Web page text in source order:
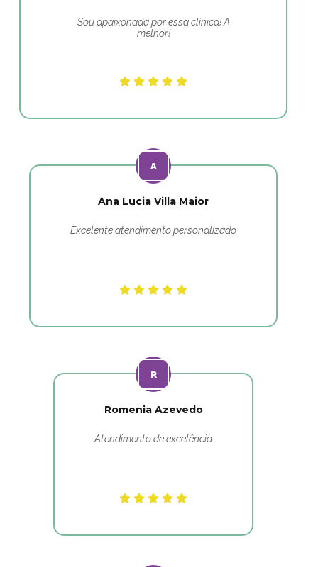
Sou apaixonada por essa clínica! A
melhor!
Ana Lucia Villa Maior
Excelente atendimento personalizado
Romenia Azevedo
Atendimento de excelência